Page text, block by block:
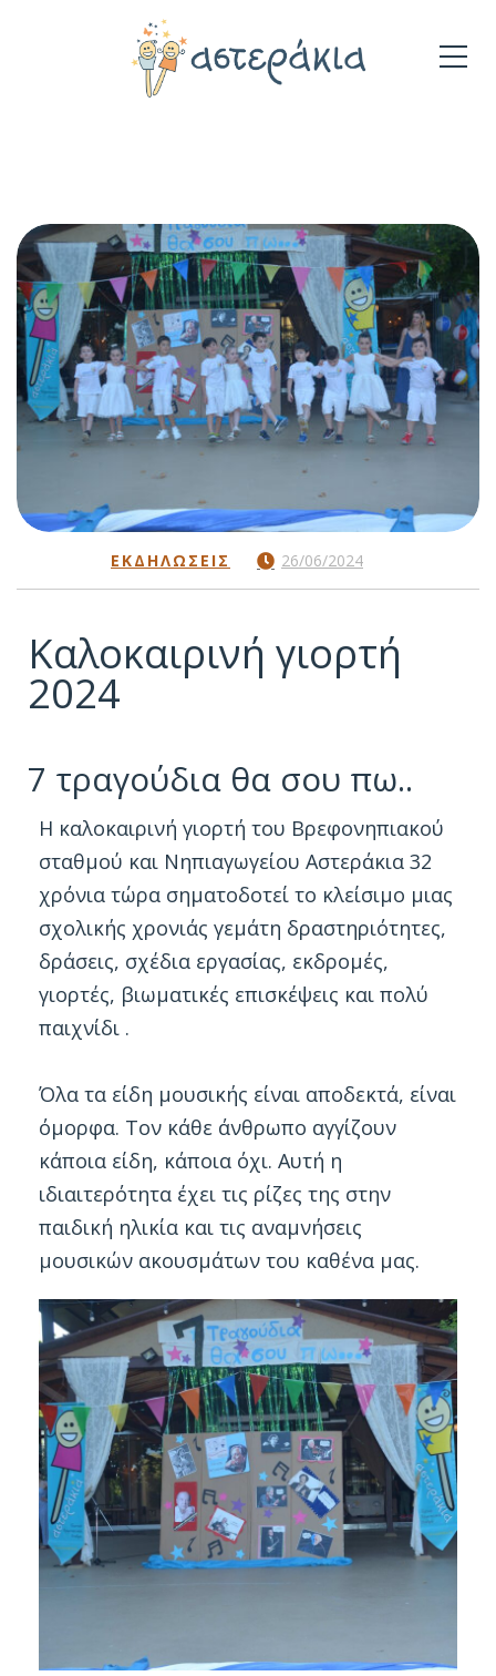
ΕΚΔΗΛΏΣΕΙΣ 26/06/2024
Καλοκαιρινή γιορτή
2024
7 τραγούδια θα σου πω..
Η καλοκαιρινή γιορτή του Βρεφονηπιακού
σταθμού και Νηπιαγωγείου Αστεράκια 32
χρόνια τώρα σηματοδοτεί το κλείσιμο μιας
σχολικής χρονιάς γεμάτη δραστηριότητες,
δράσεις, σχέδια εργασίας, εκδρομές,
γιορτές, βιωματικές επισκέψεις και πολύ
παιχνίδι .
Όλα τα είδη μουσικής είναι αποδεκτά, είναι
όμορφα. Τον κάθε άνθρωπο αγγίζουν
κάποια είδη, κάποια όχι. Αυτή η
ιδιαιτερότητα έχει τις ρίζες της στην
παιδική ηλικία και τις αναμνήσεις
μουσικών ακουσμάτων του καθένα μας.